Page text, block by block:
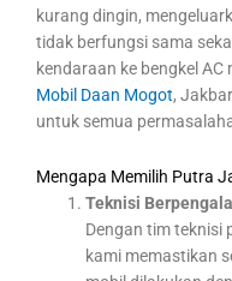
kurang dingin,
tidak berfungsi sama
kendaraan ke bengkel AC
Mobil Daan Mogot,
untuk semua
Mengapa Memilih Putra
Teknisi
Dengan tim teknisi
kami memastikan